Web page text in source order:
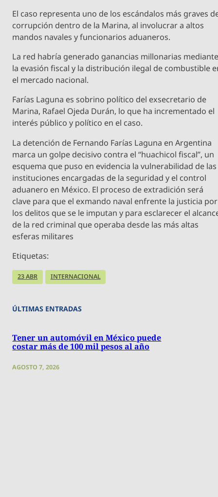
El caso representa uno de los escándalos más graves
corrupción dentro de la Marina, al involucrar a altos
mandos navales y funcionarios aduaneros.
La red habría generado ganancias millonarias
la evasión fiscal y la distribución ilegal de combustible
el mercado nacional.
Farías Laguna es sobrino político del exsecretario de
Marina, Rafael Ojeda Durán, lo que ha incrementado el
interés público y político en el caso.
La detención de Fernando Farías Laguna en Argentina
marca un golpe decisivo contra el “huachicol fiscal”, un
esquema que puso en evidencia la vulnerabilidad de las
instituciones encargadas de la seguridad y el control
aduanero en México. El proceso de extradición será
clave para que el exmando naval enfrente la justicia por
los delitos que se le imputan y para esclarecer el
de la red criminal que operaba desde las más altas
esferas militares
Etiquetas:
23 ABR INTERNACIONAL
ÚLTIMAS ENTRADAS
Tener un automóvil en México puede
costar más de 100 mil pesos al año
AGOSTO 7, 2026